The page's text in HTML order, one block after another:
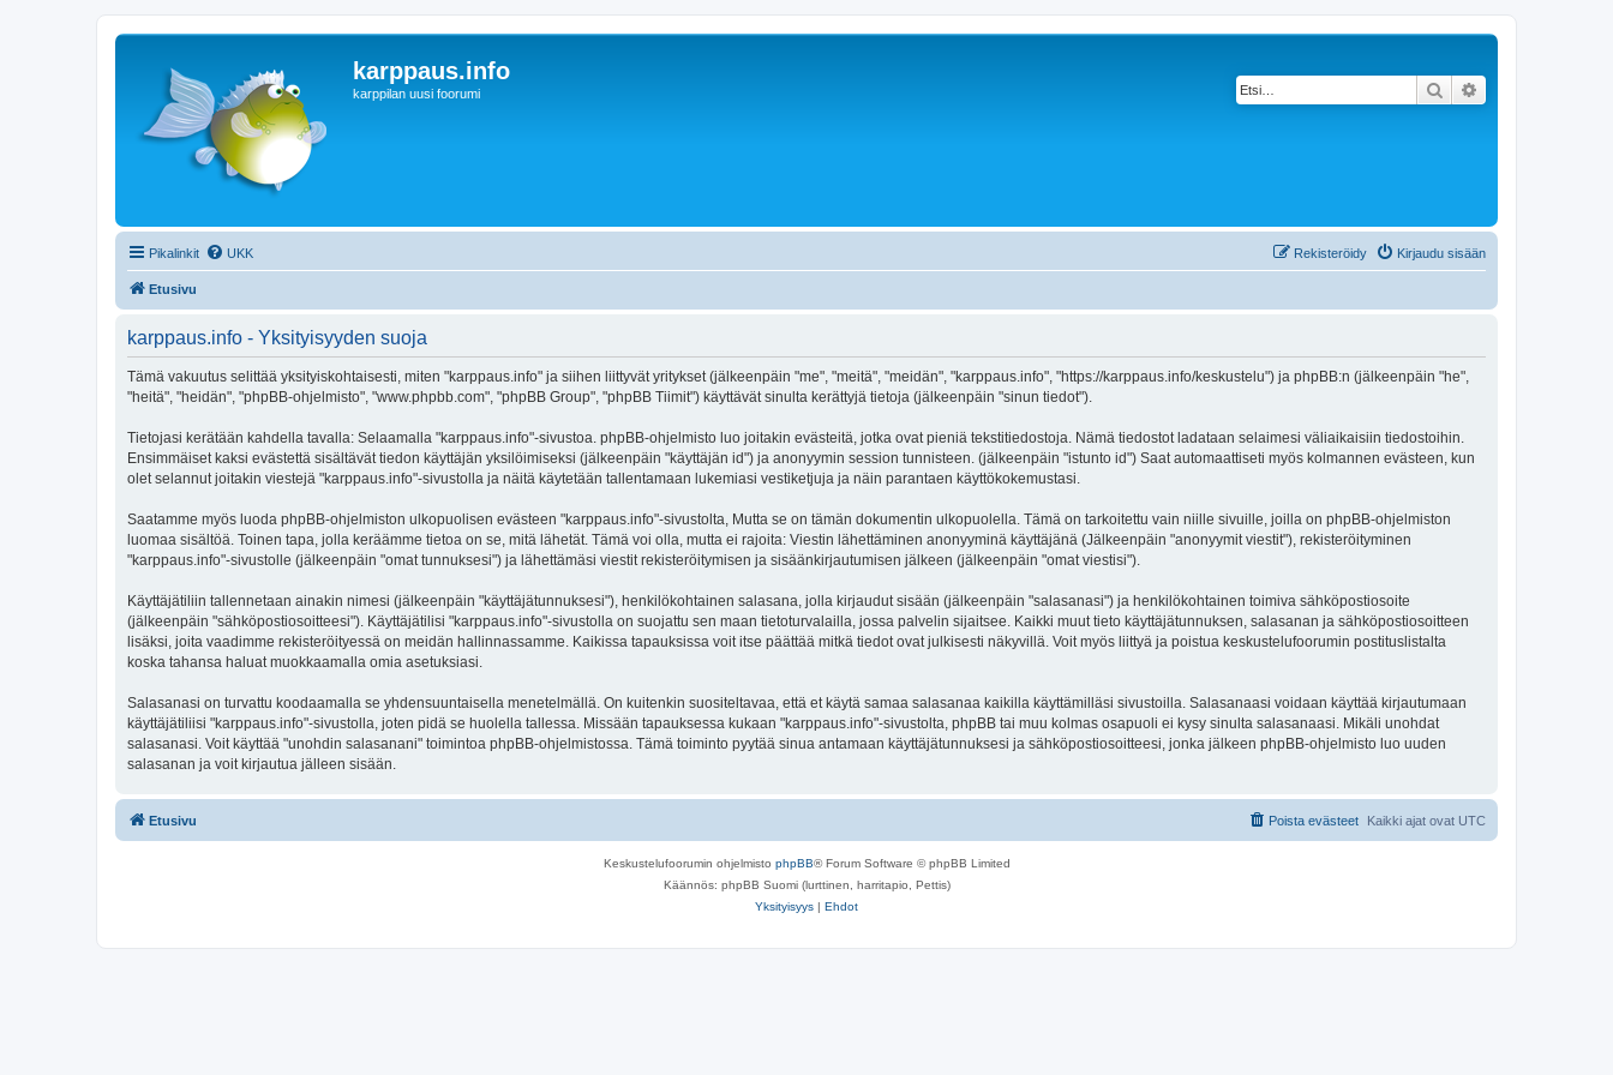
karppaus.info
karppilan uusi foorumi Etsi
Pikalinkit UKK Kirjaudu sisään
Rekisteröidy
Etusivu
karppaus.info - Yksityisyyden suoja
Tämä vakuutus selittää yksityiskohtaisesti, miten "karppaus.info" ja siihen liittyvät yritykset (jälkeenpäin "me", "meitä", "meidän", "karppaus.info", "https://karppaus.info/keskustelu") ja phpBB:n (jälkeenpäin "he",
"heitä", "heidän", "phpBB-ohjelmisto", "www.phpbb.com", "phpBB Group", "phpBB Tiimit") käyttävät sinulta kerättyjä tietoja (jälkeenpäin "sinun tiedot").
Tietojasi kerätään kahdella tavalla: Selaamalla "karppaus.info"-sivustoa. phpBB-ohjelmisto luo joitakin evästeitä, jotka ovat pieniä tekstitiedostoja. Nämä tiedostot ladataan selaimesi väliaikaisiin tiedostoihin.
Ensimmäiset kaksi evästettä sisältävät tiedon käyttäjän yksilöimiseksi (jälkeenpäin "käyttäjän id") ja anonyymin session tunnisteen. (jälkeenpäin "istunto id") Saat automaattiseti myös kolmannen evästeen, kun
olet selannut joitakin viestejä "karppaus.info"-sivustolla ja näitä käytetään tallentamaan lukemiasi vestiketjuja ja näin parantaen käyttökokemustasi.
Saatamme myös luoda phpBB-ohjelmiston ulkopuolisen evästeen "karppaus.info"-sivustolta, Mutta se on tämän dokumentin ulkopuolella. Tämä on tarkoitettu vain niille sivuille, joilla on phpBB-ohjelmiston
luomaa sisältöä. Toinen tapa, jolla keräämme tietoa on se, mitä lähetät. Tämä voi olla, mutta ei rajoita: Viestin lähettäminen anonyyminä käyttäjänä (Jälkeenpäin "anonyymit viestit"), rekisteröityminen
"karppaus.info"-sivustolle (jälkeenpäin "omat tunnuksesi") ja lähettämäsi viestit rekisteröitymisen ja sisäänkirjautumisen jälkeen (jälkeenpäin "omat viestisi").
Käyttäjätiliin tallennetaan ainakin nimesi (jälkeenpäin "käyttäjätunnuksesi"), henkilökohtainen salasana, jolla kirjaudut sisään (jälkeenpäin "salasanasi") ja henkilökohtainen toimiva sähköpostiosoite
(jälkeenpäin "sähköpostiosoitteesi"). Käyttäjätilisi "karppaus.info"-sivustolla on suojattu sen maan tietoturvalailla, jossa palvelin sijaitsee. Kaikki muut tieto käyttäjätunnuksen, salasanan ja sähköpostiosoitteen
lisäksi, joita vaadimme rekisteröityessä on meidän hallinnassamme. Kaikissa tapauksissa voit itse päättää mitkä tiedot ovat julkisesti näkyvillä. Voit myös liittyä ja poistua keskustelufoorumin postituslistalta
koska tahansa haluat muokkaamalla omia asetuksiasi.
Salasanasi on turvattu koodaamalla se yhdensuuntaisella menetelmällä. On kuitenkin suositeltavaa, että et käytä samaa salasanaa kaikilla käyttämilläsi sivustoilla. Salasanaasi voidaan käyttää kirjautumaan
käyttäjätiliisi "karppaus.info"-sivustolla, joten pidä se huolella tallessa. Missään tapauksessa kukaan "karppaus.info"-sivustolta, phpBB tai muu kolmas osapuoli ei kysy sinulta salasanaasi. Mikäli unohdat
salasanasi. Voit käyttää "unohdin salasanani" toimintoa phpBB-ohjelmistossa. Tämä toiminto pyytää sinua antamaan käyttäjätunnuksesi ja sähköpostiosoitteesi, jonka jälkeen phpBB-ohjelmisto luo uuden
salasanan ja voit kirjautua jälleen sisään.
Etusivu Kaikki ajat ovat UTC
Poista evästeet
Keskustelufoorumin ohjelmisto phpBB® Forum Software © phpBB Limited
Käännös: phpBB Suomi (lurttinen, harritapio, Pettis)
Yksityisyys | Ehdot